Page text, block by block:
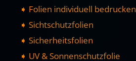
➧ Folien individuell bedrucken
➧ Sichtschutzfolien
➧ Sicherheitsfolien
➧ UV & Sonnenschutzfolie